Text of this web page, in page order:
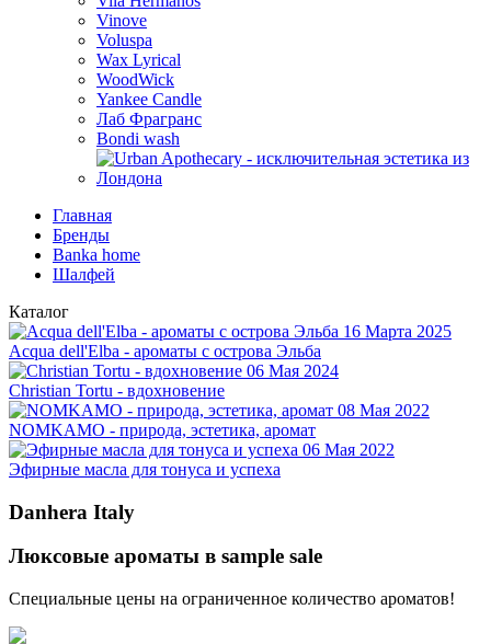
Vinove
Voluspa
Wax Lyrical
WoodWick
Yankee Candle
Лаб Фрагранс
Bondi wash
Главная
Бренды
Banka home
Шалфей
Каталог
16 Марта 2025
Acqua dell'Elba - ароматы с острова Эльба
06 Мая 2024
Christian Tortu - вдохновение
08 Мая 2022
NOMKAMO - природа, эстетика, аромат
06 Мая 2022
Эфирные масла для тонуса и успеха
Danhera Italy
Люксовые ароматы в sample sale
Специальные цены на ограниченное количество ароматов!